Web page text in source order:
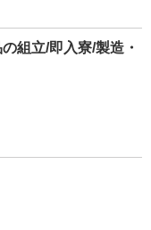
組立/即入寮/製造・